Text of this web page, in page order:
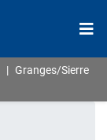
| Granges/Sierre